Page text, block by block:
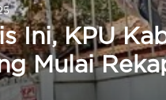
Masih
Politik